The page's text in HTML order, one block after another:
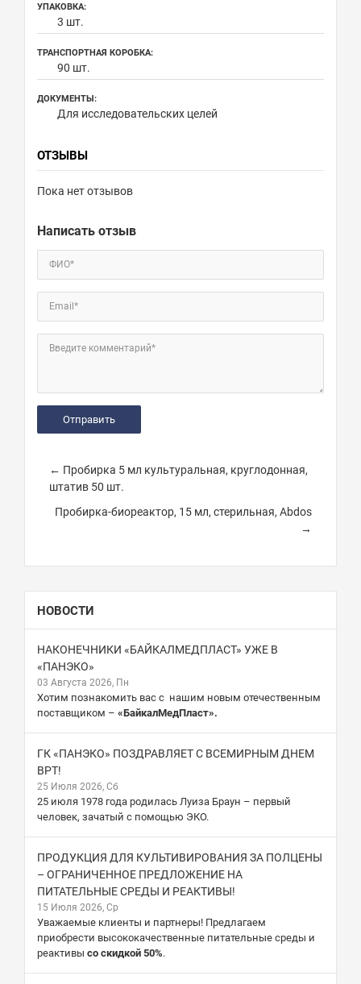
УПАКОВКА:
3 шт.
ТРАНСПОРТНАЯ КОРОБКА:
90 шт.
ДОКУМЕНТЫ:
Для исследовательских целей
ОТЗЫВЫ
Пока нет отзывов
Написать отзыв
ФИО*
Email*
Введите комментарий*
← Пробирка 5 мл культуральная, круглодонная,
штатив 50 шт.
Пробирка-биореактор, 15 мл, стерильная, Abdos
→
НОВОСТИ
НАКОНЕЧНИКИ «БАЙКАЛМЕДПЛАСТ» УЖЕ В
«ПАНЭКО»
03 Августа 2026, Пн
Хотим познакомить вас с нашим новым отечественным
поставщиком – «БайкалМедПласт».
ГК «ПАНЭКО» ПОЗДРАВЛЯЕТ С ВСЕМИРНЫМ ДНЕМ
ВРТ!
25 Июля 2026, Сб
25 июля 1978 года родилась Луиза Браун – первый
человек, зачатый с помощью ЭКО.
ПРОДУКЦИЯ ДЛЯ КУЛЬТИВИРОВАНИЯ ЗА ПОЛЦЕНЫ
– ОГРАНИЧЕННОЕ ПРЕДЛОЖЕНИЕ НА
ПИТАТЕЛЬНЫЕ СРЕДЫ И РЕАКТИВЫ!
15 Июля 2026, Ср
Уважаемые клиенты и партнеры! Предлагаем
приобрести высококачественные питательные среды и
реактивы со скидкой 50%.